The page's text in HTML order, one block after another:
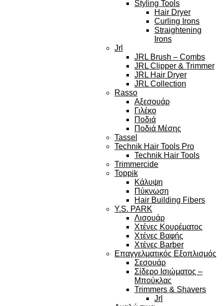
Styling Tools
Hair Dryer
Curling Irons
Straightening
Irons
Jrl
JRL Brush – Combs
JRL Clipper & Trimmer
JRL Hair Dryer
JRL Collection
Rasso
Αξεσουάρ
Γιλέκο
Ποδιά
Ποδιά Μέσης
Tassel
Technik Hair Tools Pro
Technik Hair Tools
Trimmercide
Toppik
Κάλυψη
Πύκνωση
Hair Building Fibers
Y.S. PARK
Λισουάρ
Χτένες Κουρέματος
Χτένες Βαφής
Χτένες Barber
Επαγγελματικός Εξοπλισμός
Σεσουάρ
Σίδερο Ισιώματος –
Μπούκλας
Trimmers & Shavers
Jrl